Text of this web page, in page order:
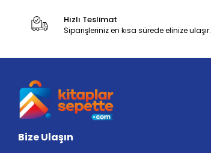
Hızlı Teslimat
Siparişleriniz en kısa sürede elinize ulaşır.
Bize Ulaşın